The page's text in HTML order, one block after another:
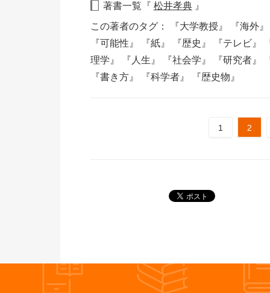
著書一覧『 松井孝典』
この著者のタグ：
『大学教授』
『海外
『可能性』
『紙』 『歴史』 『テレビ』
理学』
『人生』 『社会学』 『研究者』
『書き方』
『科学者』 『歴史物』
1 2